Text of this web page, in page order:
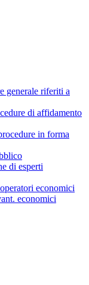
generale riferiti a
di affidamento
in forma
di esperti
economici
economici